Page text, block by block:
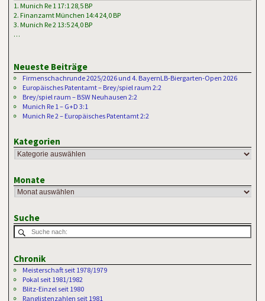
1. Munich Re 1 17:1 28,5 BP
2. Finanzamt München 14:4 24,0 BP
3. Munich Re 2 13:5 24,0 BP
…
Neueste Beiträge
Firmenschachrunde 2025/2026 und 4. BayernLB-Biergarten-Open 2026
Europäisches Patentamt – Brey/spiel raum 2:2
Brey/spiel raum – BSW Neuhausen 2:2
Munich Re 1 – G+D 3:1
Munich Re 2 – Europäisches Patentamt 2:2
Kategorien
Monate
Suche
Chronik
Meisterschaft seit 1978/1979
Pokal seit 1981/1982
Blitz-Einzel seit 1980
Ranglistenzahlen seit 1981